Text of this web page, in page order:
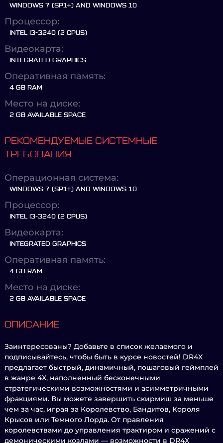
WINDOWS 7 (SP1+) AND WINDOWS 10
Процессор:
INTEL I3-3240 (2 CPUS)
Видеокарта:
INTEGRATED GRAPHICS
Оперативная память:
4 GB RAM
Место на диске:
2 GB AVAILABLE SPACE
РЕКОМЕНДУЕМЫЕ СИСТЕМНЫЕ
ТРЕБОВАНИЯ
Операционная система:
WINDOWS 7 (SP1+) AND WINDOWS 10
Процессор:
INTEL I3-3240 (2 CPUS)
Видеокарта:
INTEGRATED GRAPHICS
Оперативная память:
4 GB RAM
Место на диске:
2 GB AVAILABLE SPACE
ОПИСАНИЕ
Заинтересованы? Добавьте в список желаемого и
подписывайтесь, чтобы быть в курсе новостей! DR4X
предлагает быстрый, динамичный, пошаговый геймплей
в жанре 4X, наполненный бесконечными
стратегическими возможностями и асимметричными
фракциями. Вы можете завершить скирмиш за меньше
чем за час, играя за Королевство, Бандитов, Короля
Крысов или Темного Лорда. От правления
королевствами до управления трактиром и сражений с
демоническими козлами — возможности в DR4X